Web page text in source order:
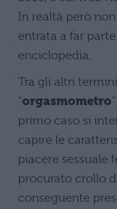
In realtà però
entrata a far
enciclopedia.
Tra gli altri
“orgasmometro
primo caso si
capire le
piacere sessuale
procurato crollo
conseguente